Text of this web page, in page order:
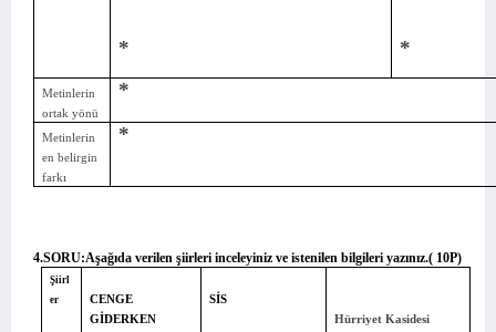
* *
Metinlerin
ortak yönü
*
Metinlerin
en belirgin
farkı
*
4.SORU:Aşağıda verilen şiirleri inceleyiniz ve istenilen bilgileri yazınız.( 10P)
Şiirl
er
CENGE
GİDERKEN
SİS
Hürriyet Kasidesi